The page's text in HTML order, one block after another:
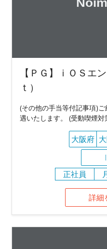
【ＰＧ】ｉＯＳエ
ｔ）
(その他の手当等付記事項)
遇いたします。 (受動喫煙
大阪府
正社員
詳細